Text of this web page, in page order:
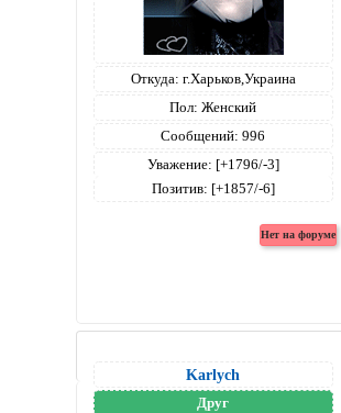
Откуда: г.Харьков,Украина
Пол: Женский
Сообщений: 996
Уважение: [+1796/-3]
Позитив: [+1857/-6]
Karlych
Друг